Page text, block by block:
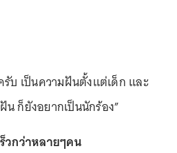
บ เป็นความฝันตั้งแต่เด็ก และ
ก็ยังอยากเป็นนักร้อง”
วกว่าหลายๆคน